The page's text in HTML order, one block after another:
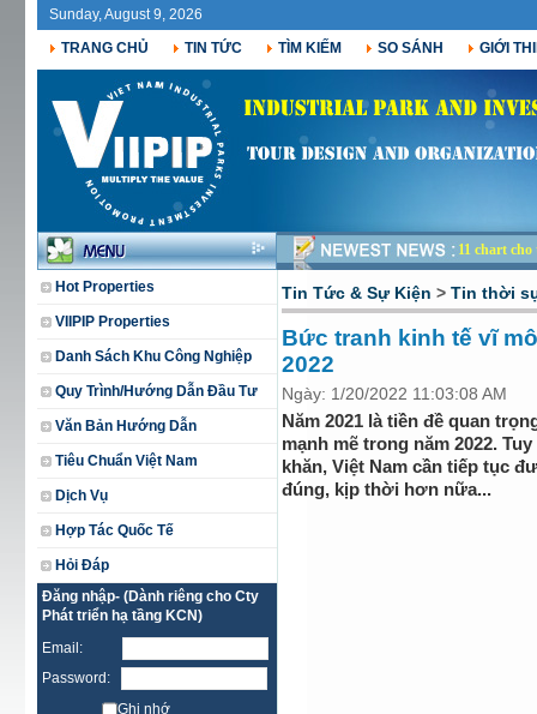
Sunday, August 9, 2026
TRANG CHỦ
TIN TỨC TÌM KIẾM SO SÁNH GIỚI
Hot Properties
VIIPIP Properties
Danh Sách Khu Công Nghiệp
Quy Trình/Hướng Dẫn Đầu Tư
Văn Bản Hướng Dẫn
Tiêu Chuẩn Việt Nam
Dịch Vụ
Hợp Tác Quốc Tế
Hỏi Đáp
Đăng nhập- (Dành riêng cho Cty
Phát triển hạ tầng KCN)
Email:
Password:
Ghi nhớ
11 chart
Tin Tức & Sự Kiện > Tin thời
Bức tranh kinh tế vĩ
2022
Ngày: 1/20/2022 11:03:08 AM
Năm 2021 là tiền đề quan
mạnh mẽ trong năm 2022.
khăn, Việt Nam cần tiếp tục
đúng, kịp thời hơn nữa...